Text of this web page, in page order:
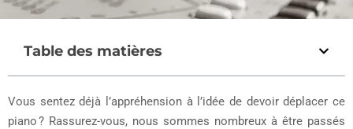
Table des matières
Vous sentez déjà l’appréhension à l’idée de devoir déplacer ce
piano ? Rassurez-vous, nous sommes nombreux à être passés